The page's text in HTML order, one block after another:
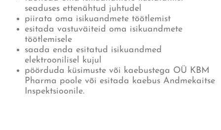
seaduses ettenähtud juhtudel
piirata oma isikuandmete töötlemist
esitada vastuväiteid oma isikuandmete
töötlemisele
saada enda esitatud isikuandmed
elektroonilisel kujul
pöörduda küsimuste või kaebustega OÜ KBM
Pharma poole või esitada kaebus Andmekaitse
Inspektsioonile.